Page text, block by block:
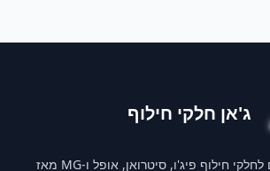
ג'אן חלקי חילוף
השותף המהימן שלכם לחלקי חילוף פיג'ו, סיטרואן, אופל ו-MG מאז